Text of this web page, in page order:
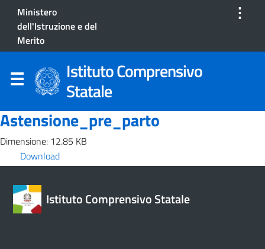
Ministero
dell'Istruzione e del
Merito
⋮
Istituto Comprensivo
Statale
Astensione_pre_parto
Dimensione: 12.85 KB
Download
Istituto Comprensivo Statale